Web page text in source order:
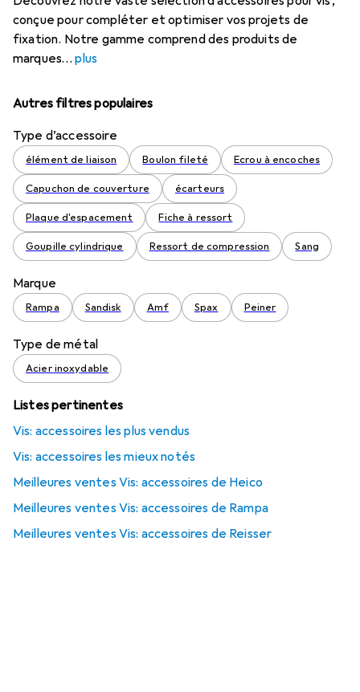
conçue pour compléter et optimiser vos projets de
fixation. Notre gamme comprend des produits de
marques
plus
Autres filtres populaires
Type d’accessoire
élément de liaison Boulon fileté Ecrou à encoches
Capuchon de couverture écarteurs
Plaque d'espacement Fiche à ressort
Goupille cylindrique Ressort de compression Sang
Marque
Rampa Sandisk Amf Spax Peiner
Type de métal
Acier inoxydable
Listes pertinentes
Vis: accessoires les plus vendus
Vis: accessoires les mieux notés
Meilleures ventes Vis: accessoires de Heico
Meilleures ventes Vis: accessoires de Rampa
Meilleures ventes Vis: accessoires de Reisser